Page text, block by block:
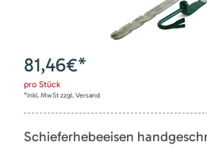
81,46€*
pro Stück
*inkl. MwSt zzgl. Versand
Schieferhebeeisen